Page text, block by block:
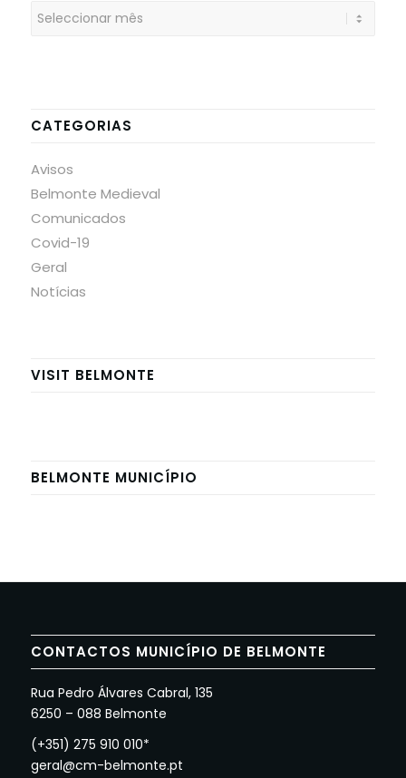
CATEGORIAS
Avisos
Belmonte Medieval
Comunicados
Covid-19
Geral
Notícias
VISIT BELMONTE
BELMONTE MUNICÍPIO
CONTACTOS MUNICÍPIO DE BELMONTE
Rua Pedro Álvares Cabral, 135
6250 – 088 Belmonte
(+351) 275 910 010*
geral@cm-belmonte.pt